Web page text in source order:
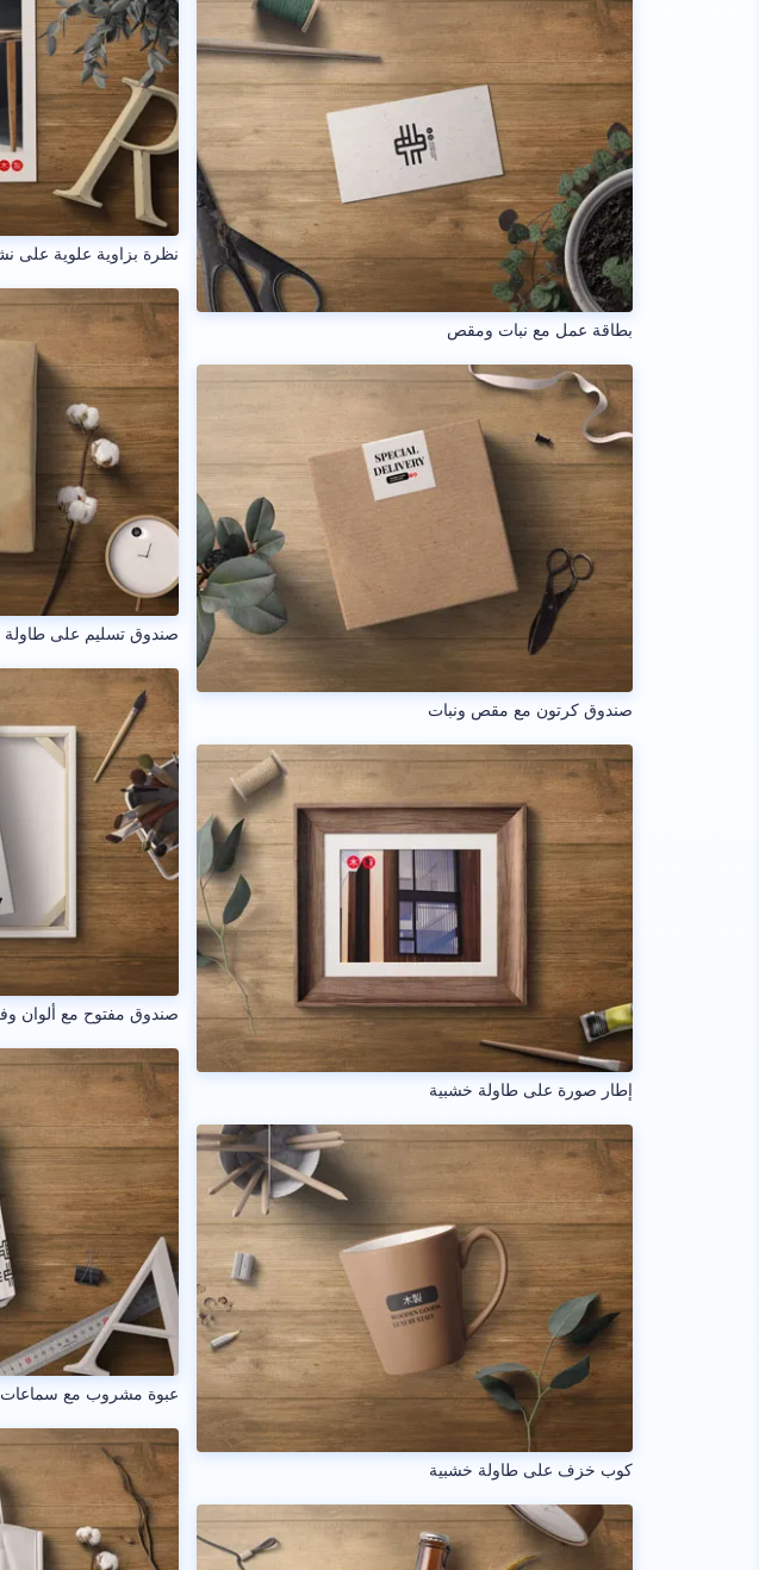
بطاقة عمل مع نبات ومقص
صندوق كرتون مع مقص ونبات
إطار صورة على طاولة خشبية
كوب خزف على طاولة خشبية
نظرة بزاوية علوية على
صندوق تسليم على طاولة
صندوق مفتوح مع ألوان
عبوة مشروب مع سماعات